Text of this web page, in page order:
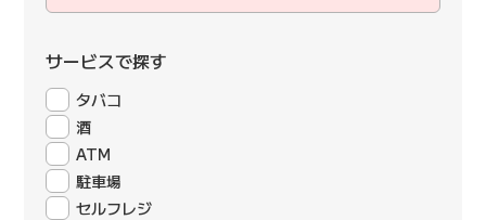
サービスで探す
タバコ
酒
ATM
駐車場
セルフレジ